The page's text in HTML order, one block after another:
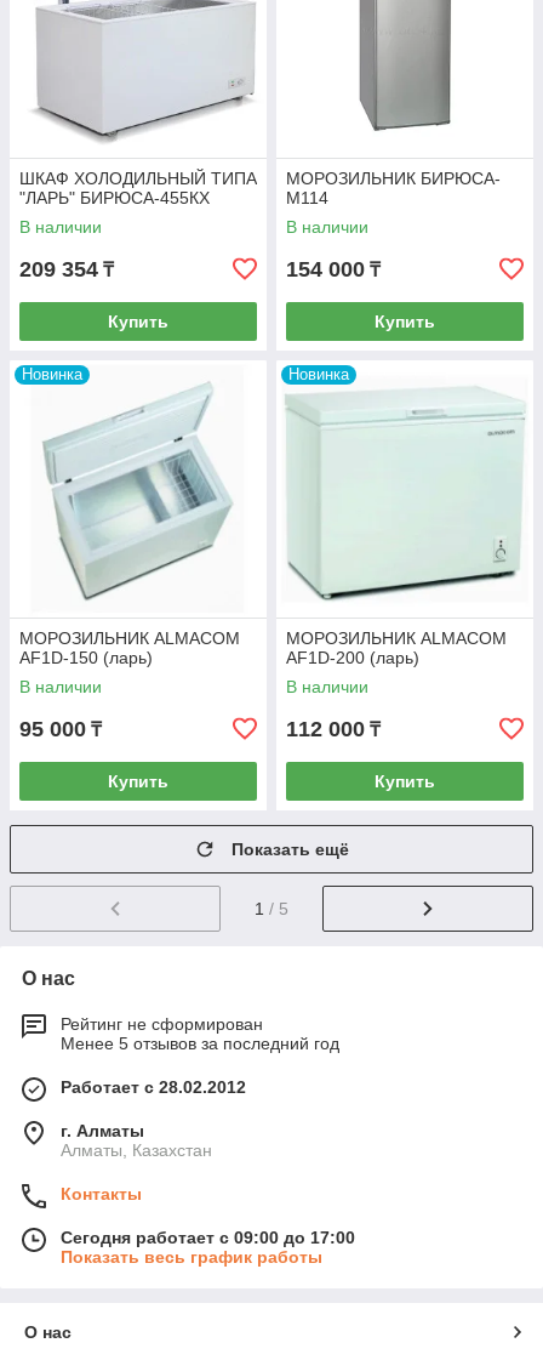
ШКАФ ХОЛОДИЛЬНЫЙ ТИПА
"ЛАРЬ" БИРЮСА-455КХ
В наличии
209 354 ₸
Купить
МОРОЗИЛЬНИК БИРЮСА-
М114
В наличии
154 000 ₸
Купить
Новинка
МОРОЗИЛЬНИК ALMACOM
AF1D-150 (ларь)
В наличии
95 000 ₸
Купить
Новинка
МОРОЗИЛЬНИК ALMACOM
AF1D-200 (ларь)
В наличии
112 000 ₸
Купить
Показать ещё
1 / 5
О нас
Рейтинг не сформирован
Менее 5 отзывов за последний год
Работает с 28.02.2012
г. Алматы
Алматы, Казахстан
Контакты
Сегодня работает с 09:00 до 17:00
Показать весь график работы
О нас